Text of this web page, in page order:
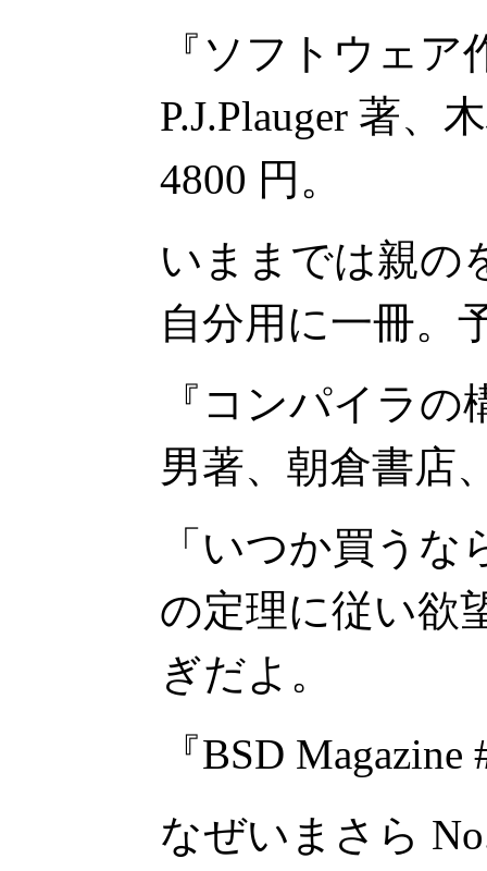
『ソフトウェア
P.J.Plauger 著、
4800 円。
いままでは親の
自分用に一冊。
『コンパイラ
男著、朝倉書店
「いつか買う
の定理に従い欲
ぎだよ。
『BSD
なぜいまさら